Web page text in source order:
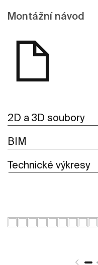
Montážní návod
2D a 3D soubory
BIM
Technické výkresy